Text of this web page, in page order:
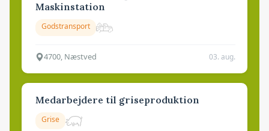
Maskinstation
Godstransport
4700, Næstved 03. aug.
Medarbejdere til griseproduktion
Grise